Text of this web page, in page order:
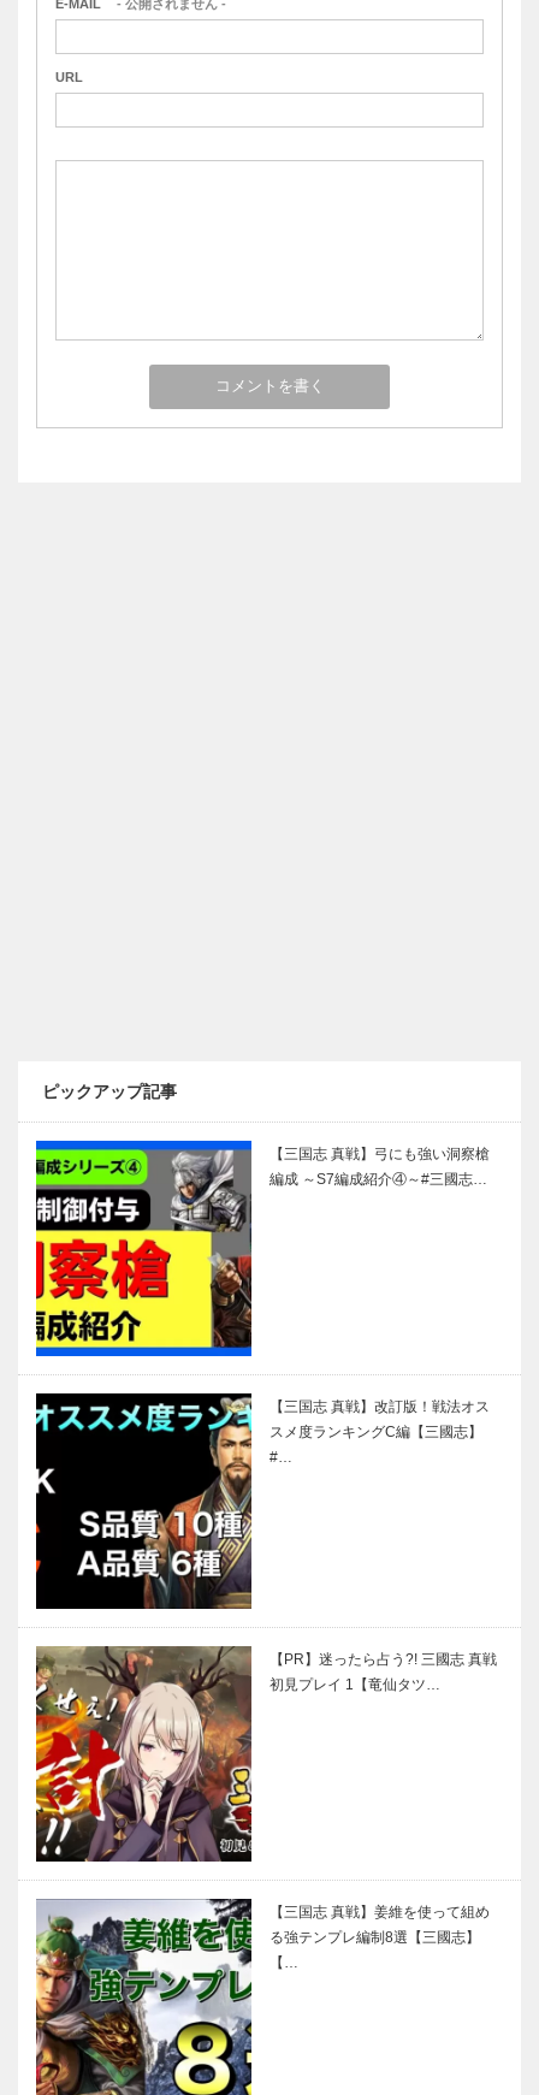
E-MAIL - 公開されません -
URL
ピックアップ記事
【三国志 真戦】弓にも強い洞察槍
編成 ～S7編成紹介④～#三國志…
【三国志 真戦】改訂版！戦法オス
スメ度ランキングC編【三國志】
#…
【PR】迷ったら占う?! 三國志 真戦
初見プレイ 1【竜仙タツ…
【三国志 真戦】姜維を使って組め
る強テンプレ編制8選【三國志】
【…